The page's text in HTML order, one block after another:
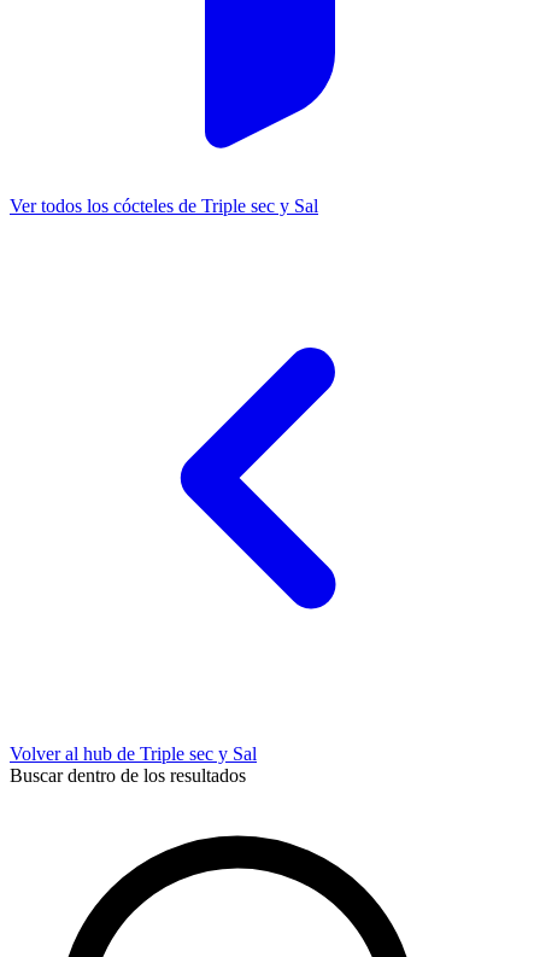
Ver todos los cócteles de Triple sec y Sal
Volver al hub de Triple sec y Sal
Buscar dentro de los resultados